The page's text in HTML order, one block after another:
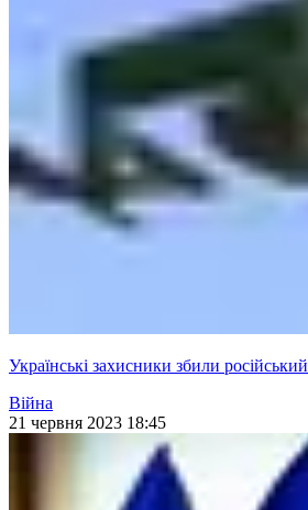
Українські захисники збили
Війна
21 червня 2023 18:45